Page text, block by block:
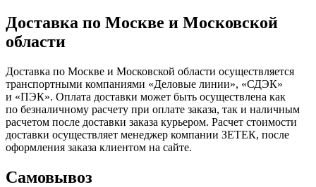
Доставка по Москве и Московской
области
Доставка по Москве и Московской области осуществляется
транспортными компаниями «Деловые линии», «СДЭК»
и «ПЭК». Оплата доставки может быть осуществлена как
по безналичному расчету при оплате заказа, так и наличным
расчетом после доставки заказа курьером. Расчет стоимости
доставки осуществляет менеджер компании ЗЕТЕК, после
оформления заказа клиентом на сайте.
Самовывоз